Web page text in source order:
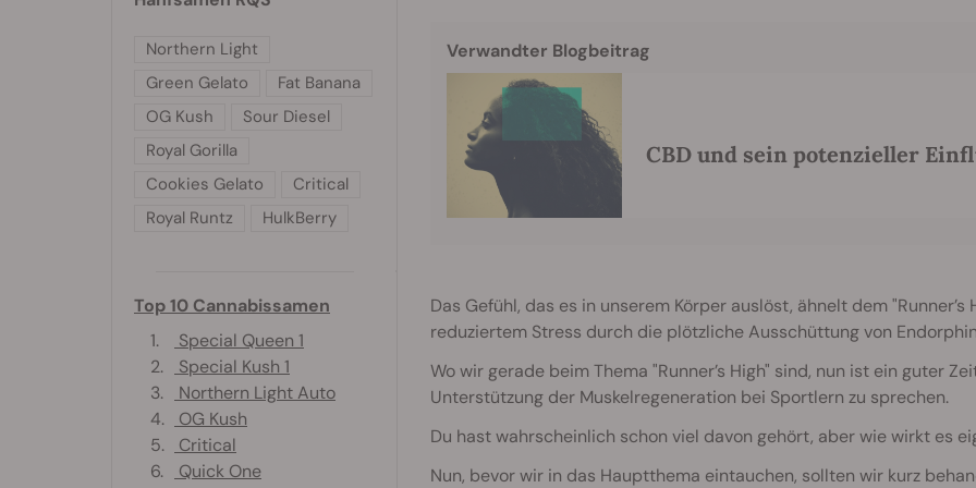
Verwandter Blogbeitrag
CBD und sein potenzieller
Das Gefühl, das es in unserem Körper auslöst, ähnelt dem
reduziertem Stress durch die plötzliche Ausschüttung von
Wo wir gerade beim Thema "Runner’s High" sind, nun ist ein guter
Unterstützung der Muskelregeneration bei Sportlern zu sprechen.
Du hast wahrscheinlich schon viel davon gehört, aber wie wirkt es
Nun, bevor wir in das Hauptthema eintauchen, sollten wir kurz
Northern Light
Green Gelato
Fat Banana
OG Kush
Sour Diesel
Royal Gorilla
Cookies Gelato
Critical
Royal Runtz
HulkBerry
Top 10 Cannabissamen
1.
Special Queen 1
2.
Special Kush 1
3.
Northern Light Auto
4.
OG Kush
5.
Critical
6.
Quick One